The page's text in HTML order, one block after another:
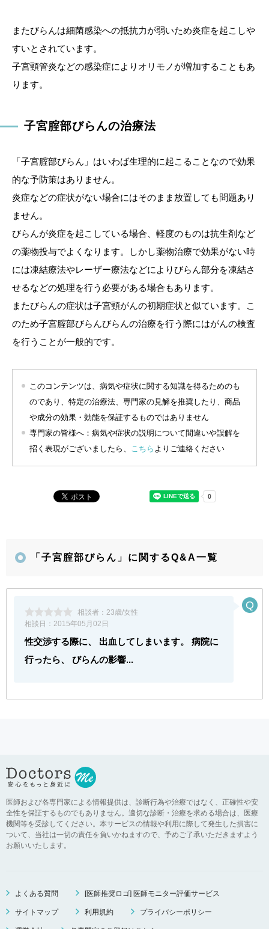
またびらんは細菌感染への抵抗力が弱いため炎症を起こしや
すいとされています。
子宮頸管炎などの感染症によりオリモノが増加することもあ
ります。
子宮腟部びらんの治療法
「子宮腟部びらん」はいわば生理的に起こることなので効果
的な予防策はありません。
炎症などの症状がない場合にはそのまま放置しても問題あり
ません。
びらんが炎症を起こしている場合、軽度のものは抗生剤など
の薬物投与でよくなります。しかし薬物治療で効果がない時
には凍結療法やレーザー療法などによりびらん部分を凍結さ
せるなどの処理を行う必要がある場合もあります。
またびらんの症状は子宮頸がんの初期症状と似ています。こ
のため子宮腟部びらんびらんの治療を行う際にはがんの検査
を行うことが一般的です。
このコンテンツは、病気や症状に関する知識を得るためのも
のであり、特定の治療法、専門家の見解を推奨したり、商品
や成分の効果・効能を保証するものではありません
専門家の皆様へ：病気や症状の説明について間違いや誤解を
招く表現がございましたら、
こちら よりご連絡ください
「子宮腟部びらん」に関するQ&A一覧
相談者： 23歳/女性
相談日： 2015年05月02日
性交渉する際に、 出血してしまいます。 病院に
行ったら、 びらんの影響...
医師および各専門家による情報提供は、診断行為や治療ではなく、正確性や安
全性を保証するものでもありません。適切な診断・治療を求める場合は、医療
機関等を受診してください。本サービスの情報や利用に際して発生した損害に
ついて、当社は一切の責任を負いかねますので、予めご了承いただきますよう
お願いいたします。
よくある質問 [医師推奨ロゴ] 医師モニター評価サービス
サイトマップ 利用規約 プライバシーポリシー